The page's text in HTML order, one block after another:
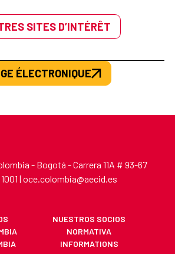
SITES D’INTÉRÊT
ÉLECTRONIQUE
- Bogotá - Carrera 11A # 93-67
| oce.colombia@aecid.es
NUESTROS SOCIOS
NORMATIVA
INFORMATIONS